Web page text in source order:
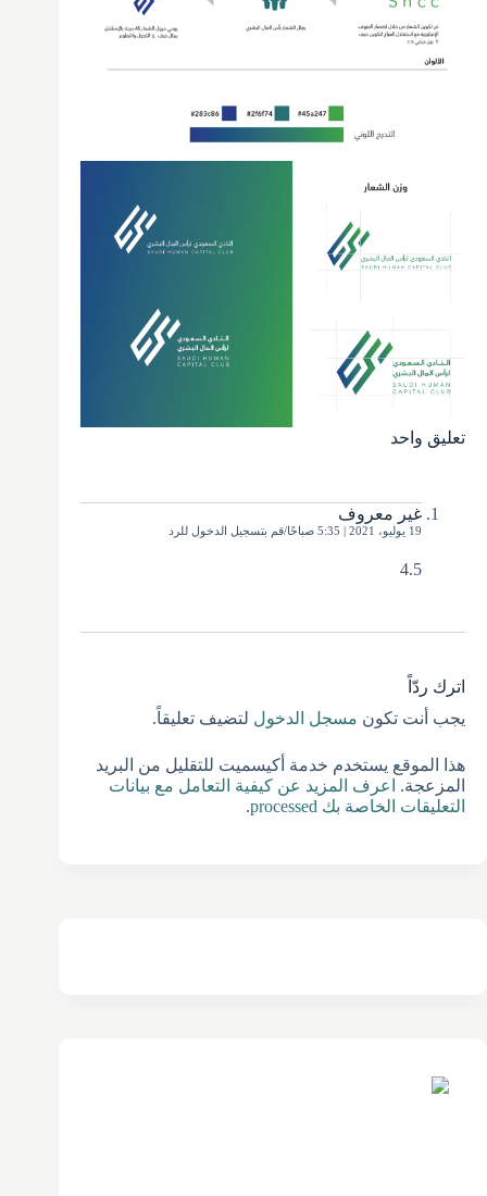
تعليق واحد
غير معروف
19 يوليو، 2021 | 5:35 صباحًا قم بتسجيل الدخول للرد
4.5
اترك ردّاً
يجب أنت تكون مسجل الدخول لتضيف تعليقاً.
هذا الموقع يستخدم خدمة أكيسميت للتقليل من البريد
المزعجة.
اعرف المزيد عن كيفية التعامل مع بيانات
التعليقات الخاصة بك processed
.